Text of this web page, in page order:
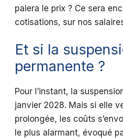
paiera le prix ? Ce sera
cotisations, sur nos
Et si la
permanente ?
Pour l’instant, la
janvier 2028. Mais si elle
prolongée, les coûts
le plus alarmant, évoqué